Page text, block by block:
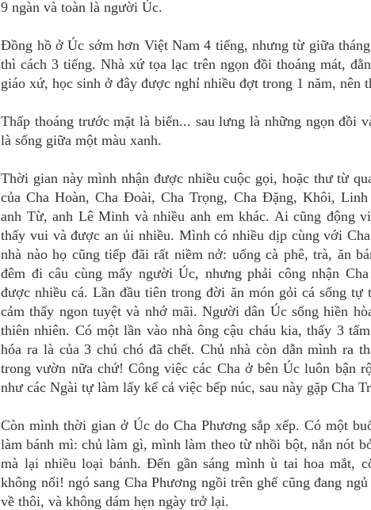
9 ngàn và toàn là người Úc.
Đồng hồ ở Úc sớm hơn Việt Nam 4 tiếng, nhưng từ giữa
thì cách 3 tiếng. Nhà xứ tọa lạc trên ngọn đồi thoáng mát,
giáo xứ, học sinh ở đây được nghỉ nhiều đợt trong 1 năm, nên
Thấp thoáng trước mặt là biển... sau lưng là những ngọn đồi
là sống giữa một màu xanh.
Thời gian này mình nhận được nhiều cuộc gọi, hoặc thư từ
của Cha Hoàn, Cha Đoài, Cha Trọng, Cha Đặng, Khôi,
anh Từ, anh Lê Minh và nhiều anh em khác. Ai cũng động
thấy vui và được an ủi nhiều. Mình có nhiều dịp cùng với
nhà nào họ cũng tiếp đãi rất niềm nở: uống cà phê, trà, ăn
đêm đi câu cùng mấy người Úc, nhưng phải công nhận
được nhiều cá. Lần đầu tiên trong đời ăn món gỏi cá sống tự
cảm thấy ngon tuyệt và nhớ mãi. Người dân Úc sống hiền
thiên nhiên. Có một lần vào nhà ông cậu cháu kia, thấy 3
hóa ra là của 3 chú chó đã chết. Chủ nhà còn dẫn mình ra
trong vườn nữa chứ! Công việc các Cha ở bên Úc luôn bận
như các Ngài tự làm lấy kể cả việc bếp núc, sau này gặp Cha
Còn mình thời gian ở Úc do Cha Phương sắp xếp. Có một
làm bánh mì: chủ làm gì, mình làm theo từ nhồi bột, nắn nót
mà lại nhiều loại bánh. Đến gần sáng mình ù tai hoa mắt,
không nổi! ngó sang Cha Phương ngồi trên ghế cũng đang
về thôi, và không dám hẹn ngày trở lại.